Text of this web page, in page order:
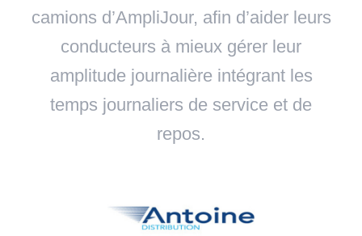
camions d’AmpliJour, afin d’aider leurs
conducteurs à mieux gérer leur
amplitude journalière intégrant les
temps journaliers de service et de
repos.